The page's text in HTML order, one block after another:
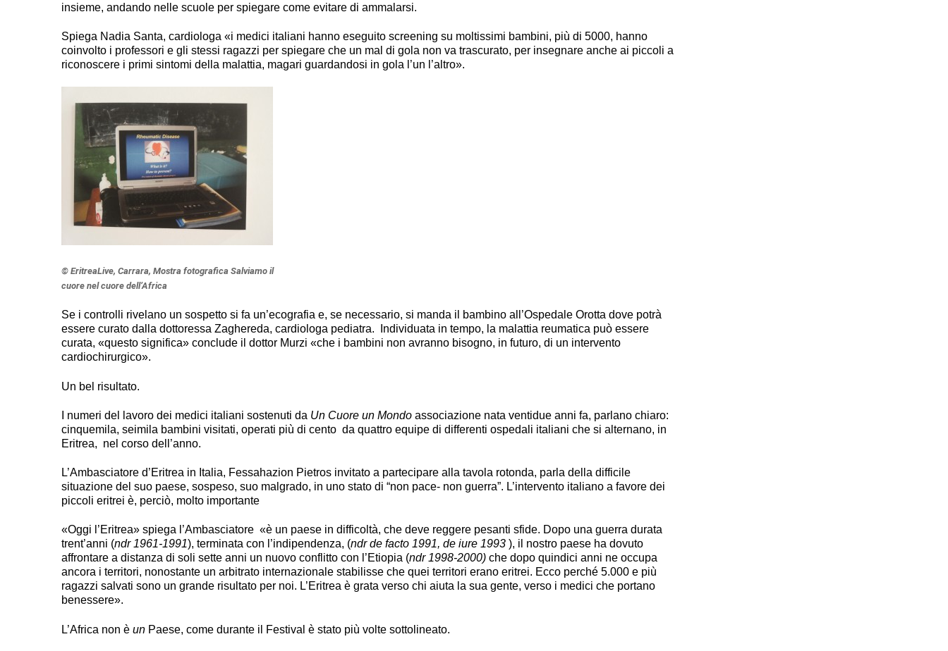
insieme, andando nelle scuole per spiegare come evitare di ammalarsi.
Spiega Nadia Santa, cardiologa «i medici italiani hanno eseguito screening su moltissimi bambini, più di 5000, hanno
coinvolto i professori e gli stessi ragazzi per spiegare che un mal di gola non va trascurato, per insegnare anche ai piccoli a
riconoscere i primi sintomi della malattia, magari guardandosi in gola l’un l’altro».
© EritreaLive, Carrara, Mostra fotografica Salviamo il
cuore nel cuore dell’Africa
Se i controlli rivelano un sospetto si fa un’ecografia e, se necessario, si manda il bambino all’Ospedale Orotta dove potrà
essere curato dalla dottoressa Zaghereda, cardiologa pediatra. Individuata in tempo, la malattia reumatica può essere
curata, «questo significa» conclude il dottor Murzi «che i bambini non avranno bisogno, in futuro, di un intervento
cardiochirurgico».
Un bel risultato.
I numeri del lavoro dei medici italiani sostenuti da Un Cuore un Mondo associazione nata ventidue anni fa, parlano chiaro:
cinquemila, seimila bambini visitati, operati più di cento da quattro equipe di differenti ospedali italiani che si alternano, in
Eritrea, nel corso dell’anno.
L’Ambasciatore d’Eritrea in Italia, Fessahazion Pietros invitato a partecipare alla tavola rotonda, parla della difficile
situazione del suo paese, sospeso, suo malgrado, in uno stato di “non pace- non guerra”. L’intervento italiano a favore dei
piccoli eritrei è, perciò, molto importante
«Oggi l’Eritrea» spiega l’Ambasciatore «è un paese in difficoltà, che deve reggere pesanti sfide. Dopo una guerra durata
trent’anni (ndr 1961-1991), terminata con l’indipendenza, (ndr de facto 1991, de iure 1993 ), il nostro paese ha dovuto
affrontare a distanza di soli sette anni un nuovo conflitto con l’Etiopia (ndr 1998-2000) che dopo quindici anni ne occupa
ancora i territori, nonostante un arbitrato internazionale stabilisse che quei territori erano eritrei. Ecco perché 5.000 e più
ragazzi salvati sono un grande risultato per noi. L’Eritrea è grata verso chi aiuta la sua gente, verso i medici che portano
benessere».
L’Africa non è un Paese, come durante il Festival è stato più volte sottolineato.